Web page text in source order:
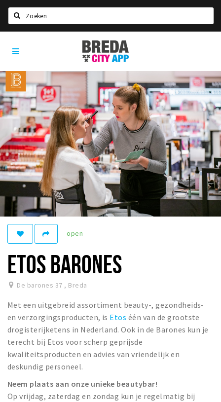
Home
Agenda
Deals
Party pics
Nieuws, interviews & blogs
Eten
Drinken
Slapen
Recreatief
Winkels
Winkelgebieden
Bezienswaardigheden
Musea, theaters & podia
Uitjes & activiteiten
Toeristische routes
Natuurgebieden
Baroniepoorten
Sport
Privacy
Breda
City
App
open
ETOS BARONES
De barones 37 , Breda
Met een uitgebreid assortiment beauty-, gezondheids-
en verzorgingsproducten, is Etos één van de grootste
drogisterijketens in Nederland. Ook in de Barones kun je
terecht bij Etos voor scherp geprijsde
kwaliteitsproducten en advies van vriendelijk en
deskundig personeel.
Neem plaats aan onze unieke beautybar!
Op vrijdag, zaterdag en zondag kun je regelmatig bij